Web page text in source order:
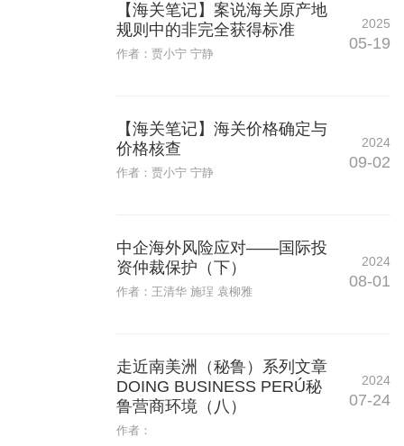
【海关笔记】案说海关原产地
规则中的非完全获得标准
作者：贾小宁 宁静
2025
05-19
【海关笔记】海关价格确定与
价格核查
作者：贾小宁 宁静
2024
09-02
中企海外风险应对——国际投
资仲裁保护（下）
作者：王清华 施珵 袁柳雅
2024
08-01
走近南美洲（秘鲁）系列文章
DOING BUSINESS PERÚ秘
鲁营商环境（八）
作者：
2024
07-24